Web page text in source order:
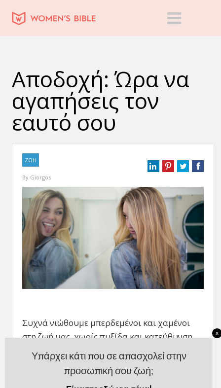
Αποδοχή: Ώρα να
αγαπήσεις τον
εαυτό σου
ΖΩΗ
By Giorgos
Συχνά νιώθουμε μπερδεμένοι και χαμένοι
στη ζωή μας, χωρίς πυξίδα και κατεύθυνση.
Καιπροσπαθούμε να το καλύψουμε
δείχνοντας πάθος για πράγματα που
στην πράξη δεν μας λένε και πολλά
Υπάρχει κάτι που σε απασχολεί στην
προσωπική σου ζωή;
x